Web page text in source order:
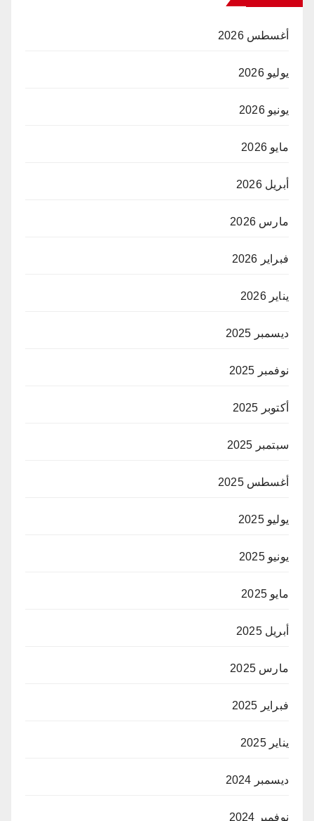
أغسطس 2026
يوليو 2026
يونيو 2026
مايو 2026
أبريل 2026
مارس 2026
فبراير 2026
يناير 2026
ديسمبر 2025
نوفمبر 2025
أكتوبر 2025
سبتمبر 2025
أغسطس 2025
يوليو 2025
يونيو 2025
مايو 2025
أبريل 2025
مارس 2025
فبراير 2025
يناير 2025
ديسمبر 2024
نوفمبر 2024